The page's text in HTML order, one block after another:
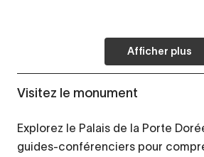
Afficher plus
Visitez le monument
Explorez le Palais de la Porte
guides-conférenciers pour